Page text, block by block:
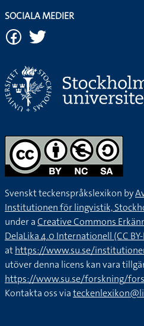
SOCIALA MEDIER
Svenskt teckenspråkslexikon by
Institutionen för lingvistik,
under aCreative Commons
DelaLika 4.0 Internationell (CC
athttps://www.su.se/
utöver denna licens kan vara
https://www.su.se/forskning/
Kontakta oss via